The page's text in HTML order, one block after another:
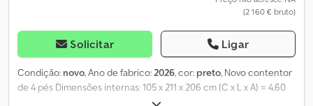
(2 160 € bruto)
Solicitar Ligar
Condição: novo, Ano de fabrico:2026, cor: preto, Novo contentor
de 4 pés Dimensões internas: 105 x 211 x 206 cm (C x L x A) = 4,60
m³ Cor: Preto (RAL 9005) Apenas 3 unidades disponíveis = Mais